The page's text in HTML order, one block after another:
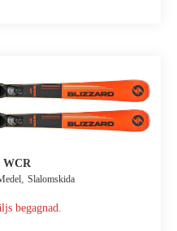
WCR
, Slalomskida
begagnad.